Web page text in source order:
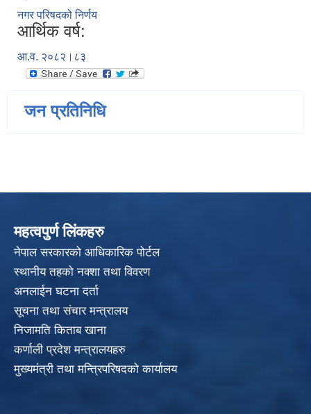
नगर परिषदको निर्णय
आर्थिक वर्ष:
आ.व. २०८२।८३
जन प्रतिनिधि
महत्वपुर्ण लिंकहरु
नेपाल सरकारको आधिकारिक पोर्टल
स्थानीय तहको नक्शा तथा विवरण
अनलाईन घटना दर्ता
सूचना तथा संचार मन्त्रालय
निजामति किताब खाना
कर्णाली प्रदेश मन्त्रालयहरु
मुख्यमंत्री तथा मन्त्रिपरिषदको कार्यालय